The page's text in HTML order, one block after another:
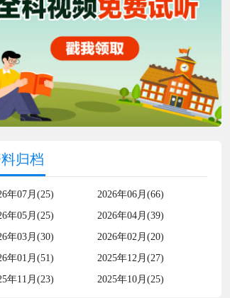
归档
年07月(25)
2026年06月(66)
年05月(25)
2026年04月(39)
年03月(30)
2026年02月(20)
年01月(51)
2025年12月(27)
年11月(23)
2025年10月(25)